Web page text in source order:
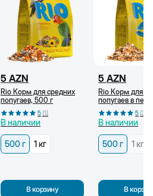
5 AZN
Rio Корм для средних
попугаев, 500 г
5(1)
В наличии
500 г 1 кг
В корзину
5 AZN
Rio Корм для
попугаев в
линьки (500 г)
5(3
В наличии
500 г 1 кг
В